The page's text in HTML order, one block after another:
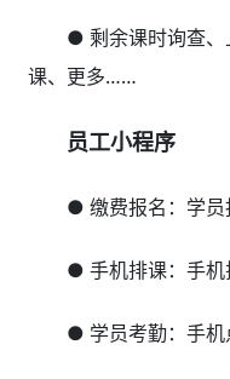
● 剩余课时询查、
课、更多……
员工小程序
● 缴费报名：学员
● 手机排课：手机
● 学员考勤：手机